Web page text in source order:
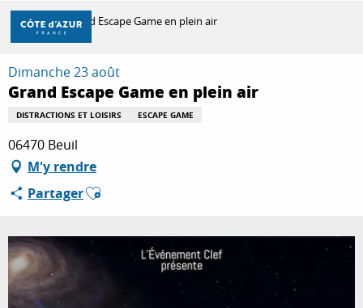
Aller
contenu
principal
DÉCOUVRIR
À FAIRE
SÉJOURNER
Accueil Grand Escape Game en plein air
Dimanche 23 août
Grand Escape Game en plein air
DISTRACTIONS ET LOISIRS ESCAPE GAME
06470 Beuil
M'y rendre
PartagerAjouter aux favoris